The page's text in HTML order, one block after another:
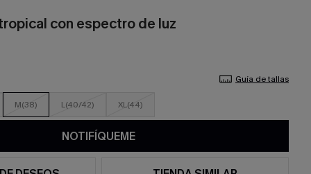
con espectro de luz
Guía de tallas
M(38) L(40/42) XL(44)
NOTIFÍQUEME